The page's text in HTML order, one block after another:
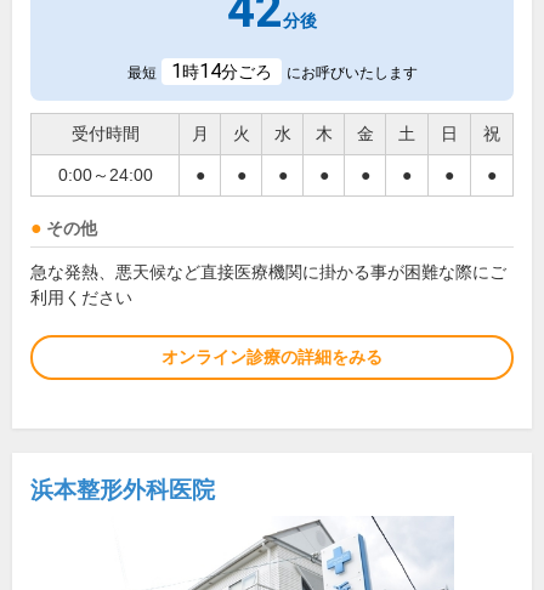
分後
最短 1時14分ごろ にお呼びいたします
受付時間 月 火 水 木 金 土 日 祝
0:00～24:00 ● ● ● ● ● ● ● ●
その他
急な発熱、悪天候など直接医療機関に掛かる事が困難な際にご
利用ください
オンライン診療の詳細をみる
浜本整形外科医院